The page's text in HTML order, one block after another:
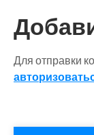
Для отправки